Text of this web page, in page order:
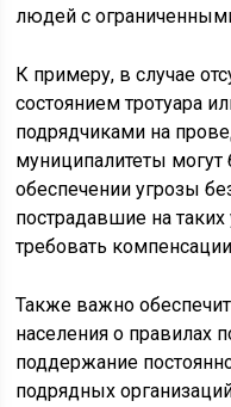
людей с
К примеру, в случае
состоянием тротуара
подрядчиками на
муниципалитеты
обеспечении угрозы
пострадавшие на
требовать
Также важно
населения о правилах
поддержание
подрядных